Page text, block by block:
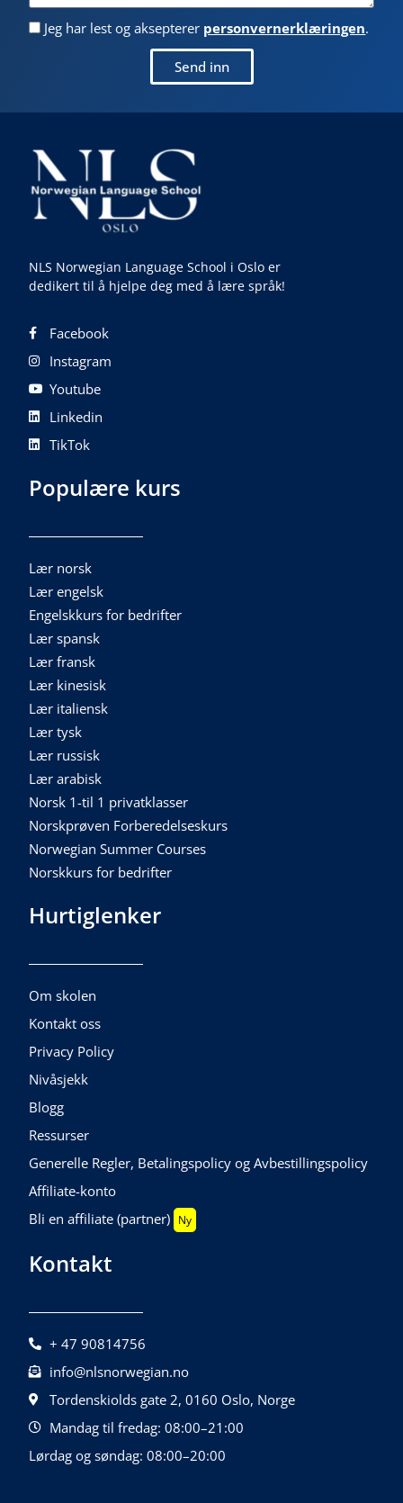
Jeg har lest og aksepterer personvernerklæringen.
Send inn
NLS Norwegian Language School i Oslo er
dedikert til å hjelpe deg med å lære språk!
Facebook
Instagram
Youtube
Linkedin
TikTok
Populære kurs
Lær norsk
Lær engelsk
Engelskkurs for bedrifter
Lær spansk
Lær fransk
Lær kinesisk
Lær italiensk
Lær tysk
Lær russisk
Lær arabisk
Norsk 1-til 1 privatklasser
Norskprøven Forberedelseskurs
Norwegian Summer Courses
Norskkurs for bedrifter
Hurtiglenker
Om skolen
Kontakt oss
Privacy Policy
Nivåsjekk
Blogg
Ressurser
Generelle Regler, Betalingspolicy og Avbestillingspolicy
Affiliate-konto
Bli en affiliate (partner) Ny
Kontakt
+ 47 90814756
info@nlsnorwegian.no
Tordenskiolds gate 2, 0160 Oslo, Norge
Mandag til fredag: 08:00–21:00
Lørdag og søndag: 08:00–20:00